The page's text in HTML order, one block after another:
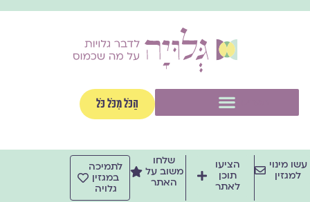
לתוכן
הַכֹּל מִכֹּל כֹּל
עשו מינוי
למגזין
הציעו
תוכן
לאתר
שלחו
משוב על
האתר
לתמיכה
במגזין
גלויה